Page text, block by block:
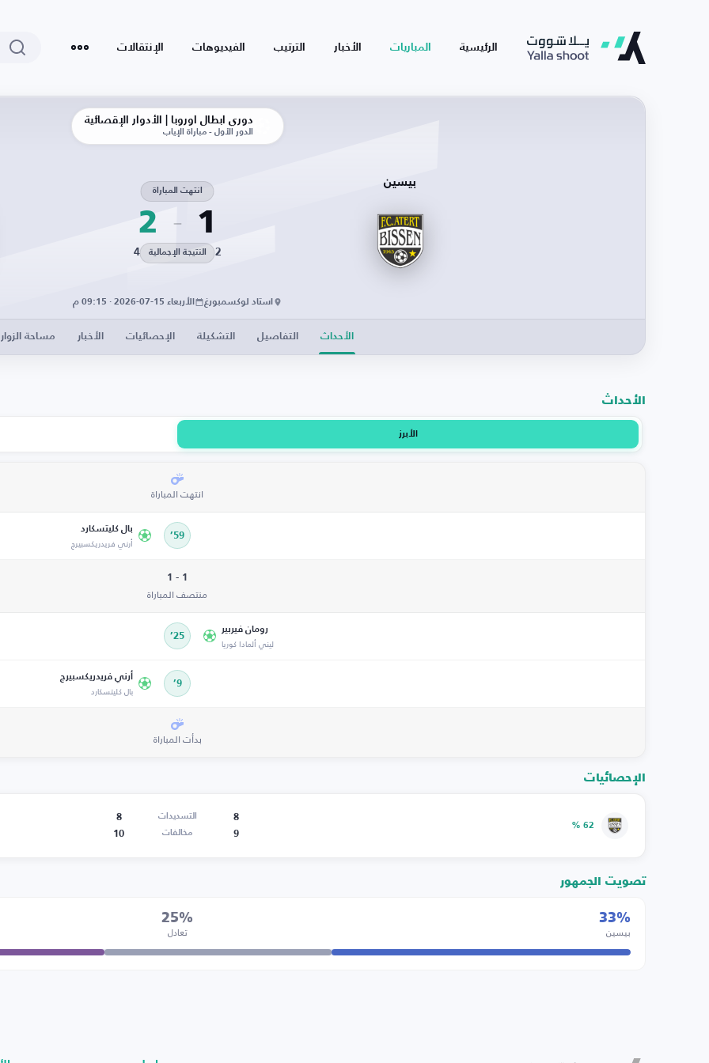
الرئيسية المباريات الأخبار الترتيب الفيديوهات الإنتقالات
دوري أبطال أوروبا | الأدوار الإقصائية
الدور الأول - مباراة الإياب
بيسين
1
انتهت المباراة
2
2 النتيجة الإجمالية 4
استاد لوكسمبورغ الأربعاء 15-07-2026 · 09:15 م
الأحداث التفاصيل التشكيلة الإحصائيات الأخبار مساحة الزوار
الأحداث
الأبرز
انتهت المباراة
59’
بال كليتسكارد
أرني فريدريكسبيرج
1 - 1
منتصف المباراة
رومان فيربير
ليني ألمادا كوريا 25’
9’
أرني فريدريكسبيرج
بال كليتسكارد
بدأت المباراة
الإحصائيات
62 %
8 التسديدات
8
9
مخالفات 10
تصويت الجمهور
33%
بيسين
25%
تعادل